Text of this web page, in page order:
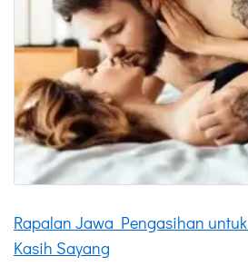
Rapalan Jawa Pengasihan
Kasih Sayang